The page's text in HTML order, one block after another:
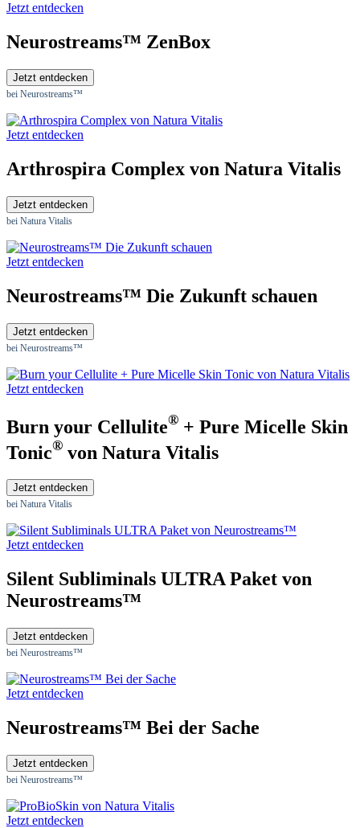
Jetzt entdecken
Neurostreams™ ZenBox
Jetzt entdecken
bei Neurostreams™
Jetzt entdecken
Arthrospira Complex von Natura Vitalis
Jetzt entdecken
bei Natura Vitalis
Jetzt entdecken
Neurostreams™ Die Zukunft schauen
Jetzt entdecken
bei Neurostreams™
Jetzt entdecken
Burn your Cellulite® + Pure Micelle Skin
Tonic® von Natura Vitalis
Jetzt entdecken
bei Natura Vitalis
Jetzt entdecken
Silent Subliminals ULTRA Paket von
Neurostreams™
Jetzt entdecken
bei Neurostreams™
Jetzt entdecken
Neurostreams™ Bei der Sache
Jetzt entdecken
bei Neurostreams™
Jetzt entdecken